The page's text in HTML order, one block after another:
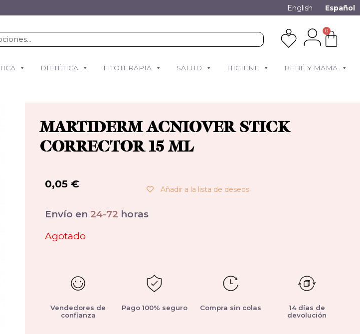
English Español
0
DIETÉTICA FITOTERAPIA SALUD HIGIENE BEBÉ Y MAMÁ
MARTIDERM ACNIOVER STICK
CORRECTOR 15 ML
0,05 € Añadir a la lista de deseos
Envío en 24-72 horas
Agotado
Vendedores de
confianza
Pago 100% seguro Compra sin colas
14 días de
devolución